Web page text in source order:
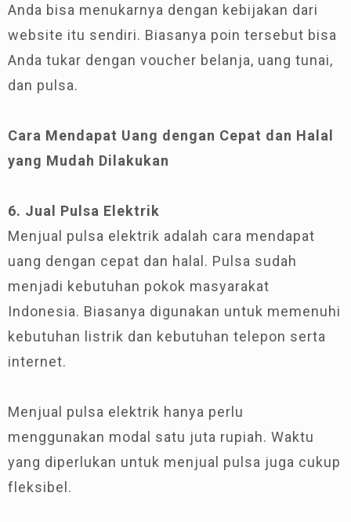
Anda bisa menukarnya dengan kebijakan dari
website itu sendiri. Biasanya poin tersebut bisa
Anda tukar dengan voucher belanja, uang tunai,
dan pulsa.
Cara Mendapat Uang dengan Cepat dan Halal
yang Mudah Dilakukan
6. Jual Pulsa Elektrik
Menjual pulsa elektrik adalah cara mendapat
uang dengan cepat dan halal. Pulsa sudah
menjadi kebutuhan pokok masyarakat
Indonesia. Biasanya digunakan untuk memenuhi
kebutuhan listrik dan kebutuhan telepon serta
internet.
Menjual pulsa elektrik hanya perlu
menggunakan modal satu juta rupiah. Waktu
yang diperlukan untuk menjual pulsa juga cukup
fleksibel.